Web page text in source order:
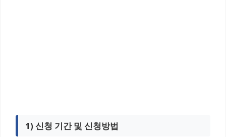
1) 신청 기간 및 신청방법